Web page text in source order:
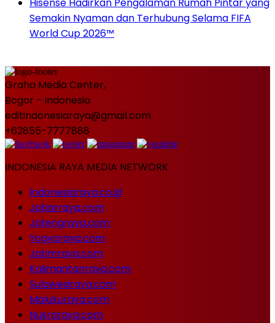
Hisense Hadirkan Pengalaman Rumah Pintar yang
Semakin Nyaman dan Terhubung Selama FIFA
World Cup 2026™
Graha Media Center,
Bogor - Indonesia
editindonesiaraya@gmail.com
+62855-7777888
INDONESIA RAYA MEDIA NETWORK
Indonesiaraya.co.id
Jabarraya.com
Jatengraya.com
Yogyaraya.com
Jatimraya.com
Kalimantanraya.com
Sulawesiraya.com
Malukuraya.com
Nusraraya.com